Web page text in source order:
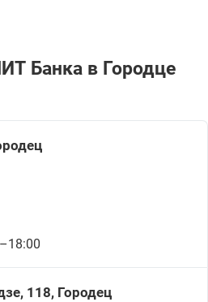
Банкa в Городце
118, Городец